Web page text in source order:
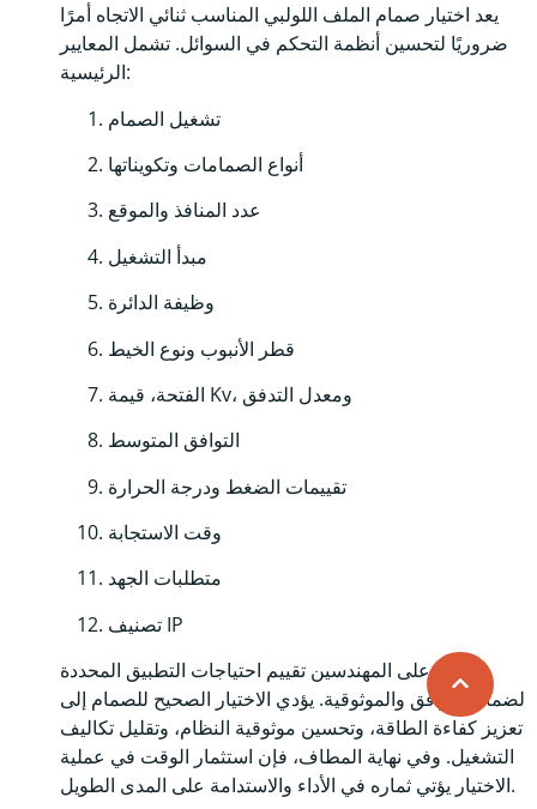
يعد اختيار صمام الملف اللولبي المناسب ثنائي الاتجاه أمرًا
ضروريًا لتحسين أنظمة التحكم في السوائل. تشمل المعايير
الرئيسية:
تشغيل الصمام
أنواع الصمامات وتكويناتها
عدد المنافذ والموقع
مبدأ التشغيل
وظيفة الدائرة
قطر الأنبوب ونوع الخيط
التوافق المتوسط
تقييمات الضغط ودرجة الحرارة
وقت الاستجابة
متطلبات الجهد
تصنيف IP
يجب على المهندسين تقييم احتياجات التطبيق المحددة
لضمان التوافق والموثوقية. يؤدي الاختيار الصحيح للصمام إلى
تعزيز كفاءة الطاقة، وتحسين موثوقية النظام، وتقليل تكاليف
التشغيل. وفي نهاية المطاف، فإن استثمار الوقت في عملية
الاختيار يؤتي ثماره في الأداء والاستدامة على المدى الطويل.